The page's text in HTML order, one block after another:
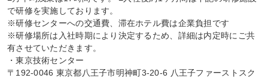
で研修を実施しております。
※研修センターへの交通費、滞在ホテル費は企業負担です
※研修場所は入社時期により決定するため、詳細は内定時にご共
有させていただきます。
・東京技術センター
〒192-0046 東京都八王子市明神町3-20-6 八王子ファーストスク